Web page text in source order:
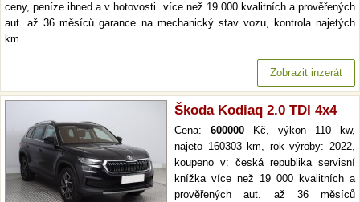
ceny, peníze ihned a v hotovosti. více než 19 000 kvalitních a prověřených
aut. až 36 měsíců garance na mechanický stav vozu, kontrola najetých
km.…
Zobrazit inzerát
Škoda Kodiaq 2.0 TDI 4x4
Cena: 600000 Kč, výkon 110 kw,
najeto 160303 km, rok výroby: 2022,
koupeno v: česká republika servisní
knížka více než 19 000 kvalitních a
prověřených aut. až 36 měsíců